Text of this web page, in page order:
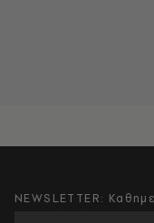
NEWSLETTER: